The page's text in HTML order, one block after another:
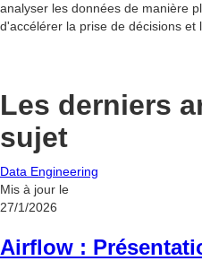
analyser les données de manière
d'accélérer la prise de décisions et
Les derniers
sujet
Data Engineering
Mis à jour le
27/1/2026
Airflow :